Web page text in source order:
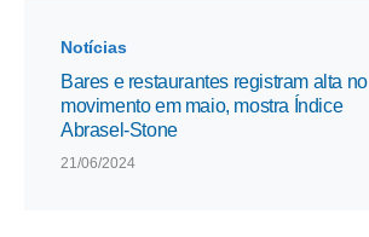
Notícias
Bares e restaurantes registram alta no
movimento em maio, mostra Índice
Abrasel-Stone
21/06/2024